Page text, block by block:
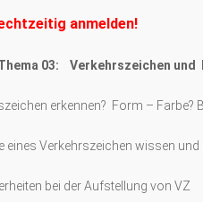
anmelden!
03: Verkehrszeichen und
erkennen? Form – Farbe?
eines Verkehrszeichen wissen
bei der Aufstellung von VZ